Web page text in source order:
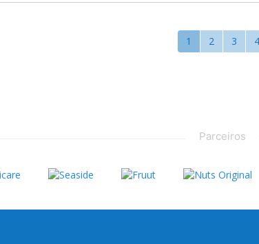
1 2 3 4
Parceiros